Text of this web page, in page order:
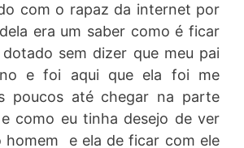
com o rapaz da internet por
era um saber como é ficar
sem dizer que meu pai
e foi aqui que ela foi me
poucos até chegar na parte
como eu tinha desejo de ver
homem e ela de ficar com ele